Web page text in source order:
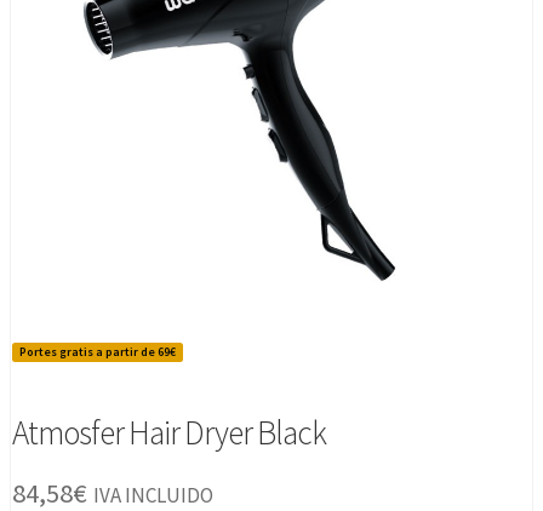
Portes gratis a partir de 69€
Atmosfer Hair Dryer Black
84,58€ IVA INCLUIDO